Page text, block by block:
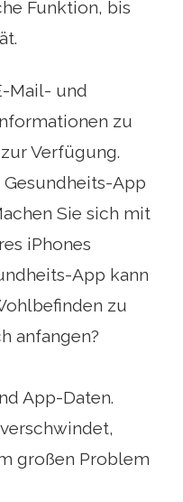
Funktion, bis
Mail- und
zu
Verfügung.
App
Sie sich mit
iPhones
App kann
zu
anfangen?
App-Daten.
großen Problem